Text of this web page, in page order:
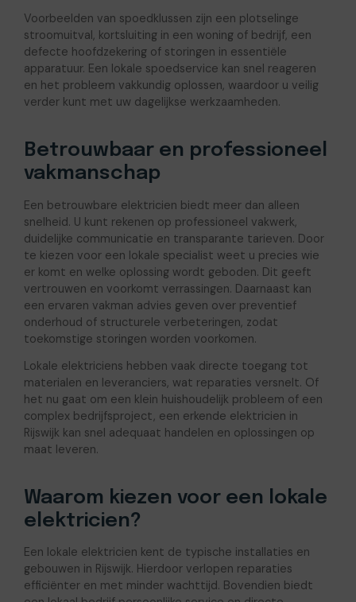
Voorbeelden van spoedklussen zijn een plotselinge
stroomuitval, kortsluiting in een woning of bedrijf, een
defecte hoofdzekering of storingen in essentiële
apparatuur. Een lokale spoedservice kan snel reageren
en het probleem vakkundig oplossen, waardoor u veilig
verder kunt met uw dagelijkse werkzaamheden.
Betrouwbaar en professioneel
vakmanschap
Een betrouwbare elektricien biedt meer dan alleen
snelheid. U kunt rekenen op professioneel vakwerk,
duidelijke communicatie en transparante tarieven. Door
te kiezen voor een lokale specialist weet u precies wie
er komt en welke oplossing wordt geboden. Dit geeft
vertrouwen en voorkomt verrassingen. Daarnaast kan
een ervaren vakman advies geven over preventief
onderhoud of structurele verbeteringen, zodat
toekomstige storingen worden voorkomen.
Lokale elektriciens hebben vaak directe toegang tot
materialen en leveranciers, wat reparaties versnelt. Of
het nu gaat om een klein huishoudelijk probleem of een
complex bedrijfsproject, een erkende elektricien in
Rijswijk kan snel adequaat handelen en oplossingen op
maat leveren.
Waarom kiezen voor een lokale
elektricien?
Een lokale elektricien kent de typische installaties en
gebouwen in Rijswijk. Hierdoor verlopen reparaties
efficiënter en met minder wachttijd. Bovendien biedt